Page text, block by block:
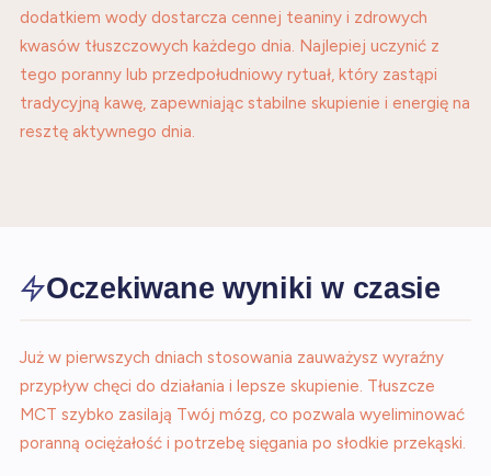
dodatkiem wody dostarcza cennej teaniny i zdrowych
kwasów tłuszczowych każdego dnia. Najlepiej uczynić z
tego poranny lub przedpołudniowy rytuał, który zastąpi
tradycyjną kawę, zapewniając stabilne skupienie i energię na
resztę aktywnego dnia.
Oczekiwane wyniki w czasie
Już w pierwszych dniach stosowania zauważysz wyraźny
przypływ chęci do działania i lepsze skupienie. Tłuszcze
MCT szybko zasilają Twój mózg, co pozwala wyeliminować
poranną ociężałość i potrzebę sięgania po słodkie przekąski.